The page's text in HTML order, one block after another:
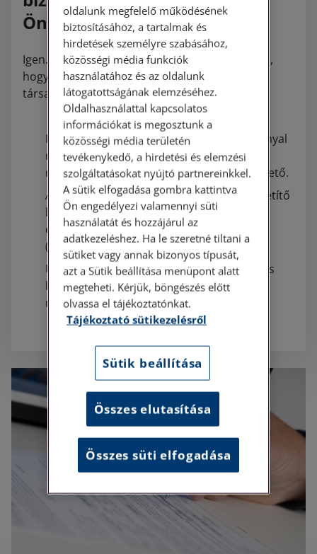
Önöknél tevékenykedik-e?
Igen. Háromféleképpen is meggyőződhet arról,
hogy egy biztosításközvetítő valóban
társaságunkat képviseli-e.
Biztosításközvetítőink arcképes igazolvánnyal
rendelkeznek, amelyet a biztosító készít el
részükre. Ennek bemutatásával ellenőrizhető.
Az MNB honlapján minden biztosításközvetítő
biztosítónként regisztrálva van, ott is
ellenőrizhető.
( https://intezmenykereso.mnb.hu/)
Ügyfélszolgálatunk is rendelkezésére áll, és
készséggel válaszol az ilyen jellegű
megkeresésekre is.
oldalunk megfelelő működésének
biztosításához, a tartalmak és
hirdetések személyre szabásához,
közösségi média funkciók
használatához és az oldalunk
látogatottságának elemzéséhez.
Oldalhasználattal kapcsolatos
információkat is megosztunk a
közösségi média területén
tevékenykedő, a hirdetési és elemzési
szolgáltatásokat nyújtó partnereinkkel.
A sütik elfogadása gombra kattintva
Ön engedélyezi valamennyi süti
használatát és hozzájárul az
adatkezeléshez. Ha le szeretné tiltani a
sütiket vagy annak bizonyos típusát,
azt a Sütik beállítása menüpont alatt
megteheti. Kérjük, böngészés előtt
olvassa el tájékoztatónkat.
Tájékoztató sütikezelésről
Sütik beállítása
Összes elutasítása
Összes süti elfogadása